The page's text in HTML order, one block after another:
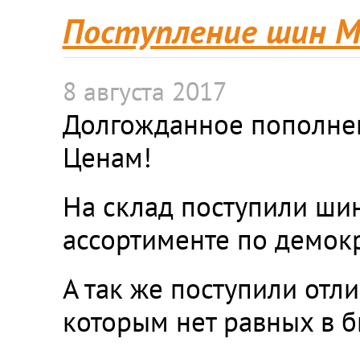
Поступление шин
8 августа 2017
Долгожданное
Ценам!
На склад поступили
ассортименте по
А так же поступили
которым нет равных в